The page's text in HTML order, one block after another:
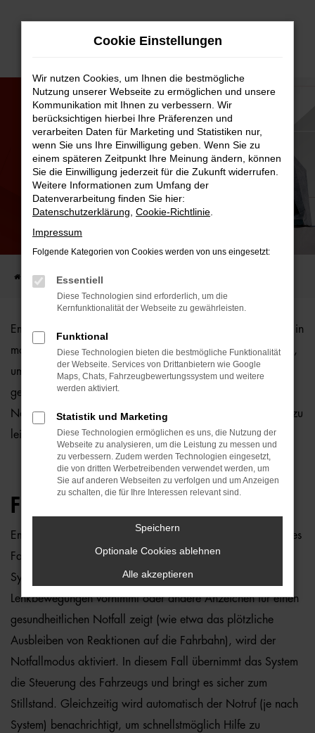
Zum
EMERGENCY ASSIST
Startseite Kfz.-Lexikon
Emergency Assist ist ein fortschrittliches Sicherheitsmerkmal in
modernen Fahrzeugen, das im Notfall automatisch eingreift,
um die Sicherheit des Fahrers und der Passagiere zu
gewährleisten. Es wurde entwickelt, um bei medizinischen
Notfällen oder bei plötzlichem Fahrerausfall schnelle Hilfe zu
leisten.
FUNKTIONSWEISE:
Emergency Assist überwacht kontinuierlich das Verhalten des
Fahrers, insbesondere dessen Lenkbewegungen. Falls das
System feststellt, dass der Fahrer längere Zeit keine
Lenkbewegungen vornimmt oder andere Anzeichen für einen
gesundheitlichen Notfall zeigt (wie etwa das plötzliche
Ausbleiben von Reaktionen auf die Fahrbahn), wird der
Notfallmodus aktiviert. In diesem Fall übernimmt das System
die Steuerung des Fahrzeugs und bringt es sicher zum
Stillstand. Gleichzeitig wird automatisch der Notruf (je nach
System) benachrichtigt, um schnellstmöglich Hilfe zu
Cookie Einstellungen
Wir nutzen Cookies, um Ihnen die bestmögliche
Nutzung unserer Webseite zu ermöglichen und unsere
Kommunikation mit Ihnen zu verbessern. Wir
berücksichtigen hierbei Ihre Präferenzen und
verarbeiten Daten für Marketing und Statistiken nur,
wenn Sie uns Ihre Einwilligung geben. Wenn Sie zu
einem späteren Zeitpunkt Ihre Meinung ändern, können
Sie die Einwilligung jederzeit für die Zukunft widerrufen.
Weitere Informationen zum Umfang der
Datenverarbeitung finden Sie hier:
Datenschutzerklärung Cookie-Richtlinie
Impressum
Folgende Kategorien von Cookies werden von uns eingesetzt:
Essentiell
Diese Technologien sind erforderlich, um die
Kernfunktionalität der Webseite zu gewährleisten.
Funktional
Diese Technologien bieten die bestmögliche Funktionalität
der Webseite. Services von Drittanbietern wie Google
Maps, Chats, Fahrzeugbewertungssystem und weitere
werden aktiviert.
Statistik und Marketing
Diese Technologien ermöglichen es uns, die Nutzung der
Webseite zu analysieren, um die Leistung zu messen und
zu verbessern. Zudem werden Technologien eingesetzt,
die von dritten Werbetreibenden verwendet werden, um
Sie auf anderen Webseiten zu verfolgen und um Anzeigen
zu schalten, die für Ihre Interessen relevant sind.
Speichern
Optionale Cookies ablehnen
Alle akzeptieren